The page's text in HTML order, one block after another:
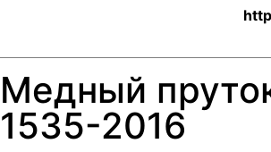
Медный
1535-2016